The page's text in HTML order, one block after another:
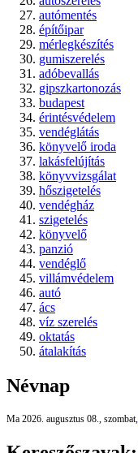
autómentés
építőipar
mérlegkészítés
gumiszerelés
adóbevallás
gipszkartonozás
budapest
érintésvédelem
vendéglátás
könyvelő iroda
lakásfelújítás
könyvvizsgálat
hőszigetelés
vendégház
szigetelés
könyvelő
panzió
vendéglő
villámvédelem
autó
ács
víz szerelés
oktatás
átalakítás
Névnap
Ma 2026. augusztus 08., szombat,